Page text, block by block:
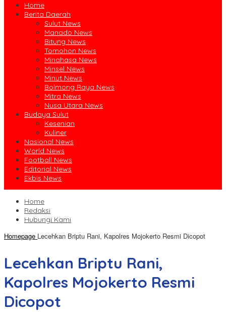
Home
Berita Daerah
Sulut News
Manado News
Bitung News
Tomohon News
Minahasa News
Minsel News
Minut News
Bolmong Raya News
Mitra News
Nusa Utara News
Budaya Sulut
Kesenian
Kuliner
Nasional News
World News
Football News
Editorial News
Ekbis News
Home
Redaksi
Hubungi Kami
Homepage Lecehkan Briptu Rani, Kapolres Mojokerto Resmi Dicopot
Lecehkan Briptu Rani,
Kapolres Mojokerto Resmi
Dicopot